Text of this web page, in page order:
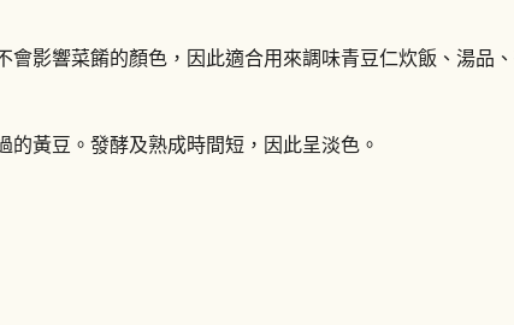
會影響菜餚的顏色，因此適合用來調味青豆仁炊飯、湯品
黃豆。發酵及熟成時間短，因此呈淡色。